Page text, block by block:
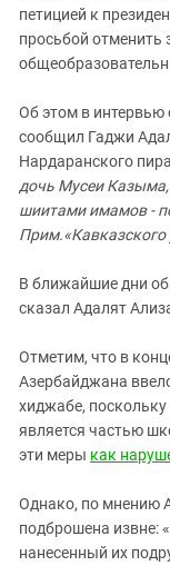
Южный Кавказ
ЮФО
петицией к
просьбой отменить
Об этом в интервью
сообщил Гаджи
Нардаранского
дочь Мусеи
шиитами имамов -
Прим.«Кавказского
В ближайшие дни
сказал Адалят
Отметим, что в
Азербайджана
хиджабе,
является частью
эти меры как
Однако, по мнению
подброшена извне:
нанесенный их